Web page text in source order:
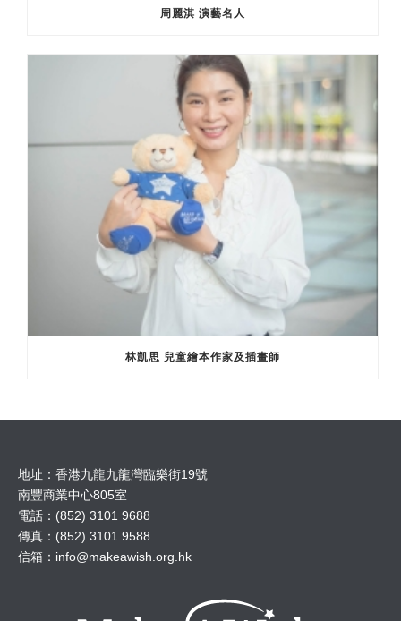
周麗淇 演藝名人
林凱思 兒童繪本作家及插畫師
地址：香港九龍九龍灣臨樂街19號
南豐商業中心805室
電話：(852) 3101 9688
傳真：(852) 3101 9588
信箱： info@makeawish.org.hk